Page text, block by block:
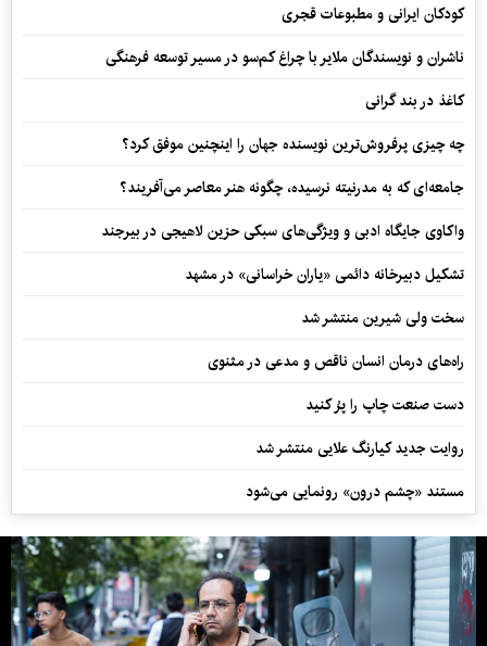
کودکان ایرانی و مطبوعات قجری
ناشران و نویسندگان ملایر با چراغ کم‌سو در مسیر توسعه فرهنگی
کاغذ در بند گرانی
چه چیزی پرفروش‌ترین نویسنده جهان را اینچنین موفق کرد؟
جامعه‌ای که به مدرنیته نرسیده، چگونه هنر معاصر می‌آفریند؟
واکاوی جایگاه ادبی و ویژگی‌های سبکی حزین لاهیجی در بیرجند
تشکیل دبیرخانه دائمی «یاران خراسانی» در مشهد
سخت ولی شیرین منتشر شد
راه‌های درمان انسان ناقص و مدعی در مثنوی
دست صنعت چاپ را پرُ کنید
روایت جدید کیارنگ علایی منتشر شد
مستند «چشم درون» رونمایی می‌شود